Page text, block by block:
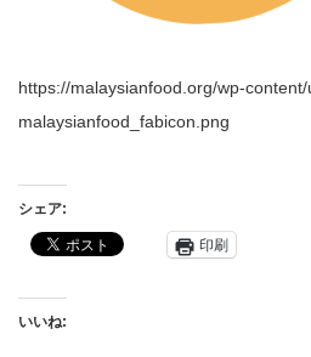
https://malaysianfood.org/wp-
malaysianfood_fabicon.png
シェア:
印刷
いいね: